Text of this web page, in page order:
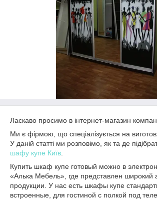
Ласкаво просимо в інтернет-магазин
Ми є фірмою, що спеціалізується на
У даній статті ми розповімо, як та де
шафу купе Київ
Купить шкаф купе готовый можно в
«Алька Мебель», где представлен широкий
продукции. У нас есть шкафы купе
встроенные, для гостиной с полкой под